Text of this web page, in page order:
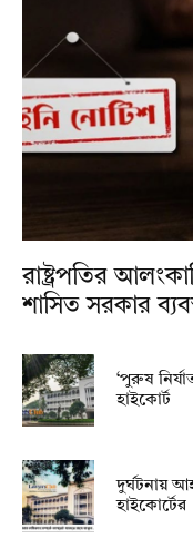
রাষ্ট্রপতির
শাসিত সরকার
‘পুরুষ
হাইকোর্ট
দুর্ঘটনায়
হাইকোর্টের